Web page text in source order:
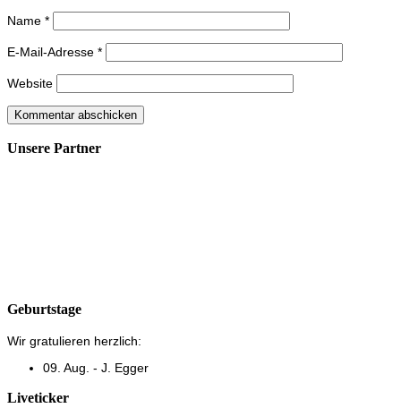
Name *
E-Mail-Adresse *
Website
Unsere Partner
Geburtstage
Wir gratulieren herzlich:
09. Aug. - J. Egger
Liveticker